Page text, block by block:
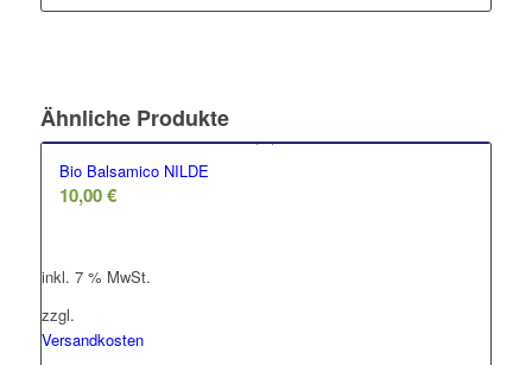
Ähnliche Produkte
Bio Balsamico NILDE
10,00€
inkl. 7 % MwSt.
zzgl.
Versandkosten